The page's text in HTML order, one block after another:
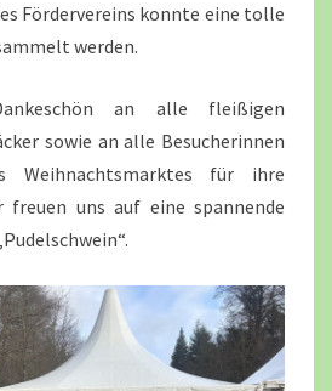
Fördervereins konnte eine tolle
werden.
an alle fleißigen
sowie an alle Besucherinnen
Weihnachtsmarktes für ihre
freuen uns auf eine spannende